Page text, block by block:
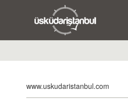
www.uskudaristanbul.com